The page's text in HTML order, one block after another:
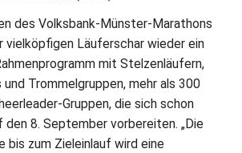
des Volksbank-Münster-Marathons
vielköpfigen Läuferschar wieder ein
mit Stelzenläufern,
und Trommelgruppen, mehr als 300
Gruppen, die sich schon
8. September vorbereiten. „Die
bis zum Zieleinlauf wird eine